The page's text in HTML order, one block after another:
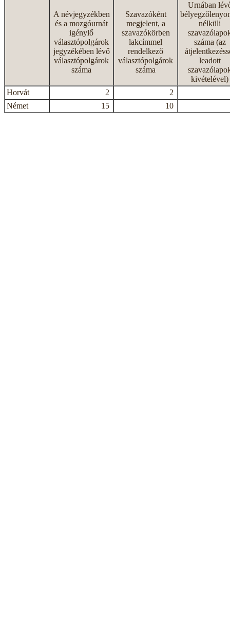
A névjegyzékben
és a mozgóurnát
igénylő
választópolgárok
jegyzékében lévő
választópolgárok
száma
Szavazóként
megjelent, a
szavazókörben
lakcímmel
rendelkező
választópolgárok
száma
Urnában
nélküli
száma (az
leadott
kivételével)
Horvát
2
2
Német
15 10